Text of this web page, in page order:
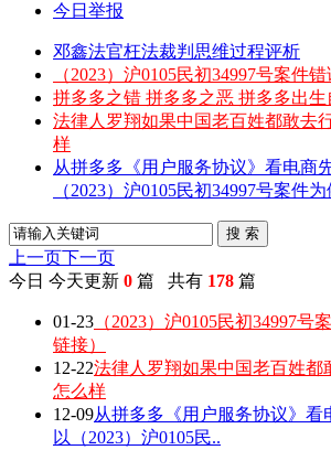
今日举报
邓鑫法官枉法裁判思维过程评析
（2023）沪0105民初34997号案件
拼多多之错 拼多多之恶 拼多多出
法律人罗翔如果中国老百姓都敢去
样
从拼多多《用户服务协议》看电
（2023）沪0105民初34997号案件为
搜 索
上一页下一页
今日 今天更新 0 篇 共有 178 篇
01-23 （2023）沪0105民初34997号
链接）
12-22法律人罗翔如果中国老百姓都
怎么样
12-09从拼多多《用户服务协议》
以（2023）沪0105民..